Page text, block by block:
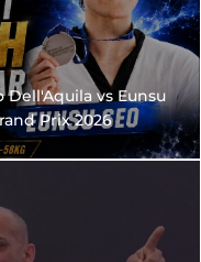
vs Eunsu
Prix 2026